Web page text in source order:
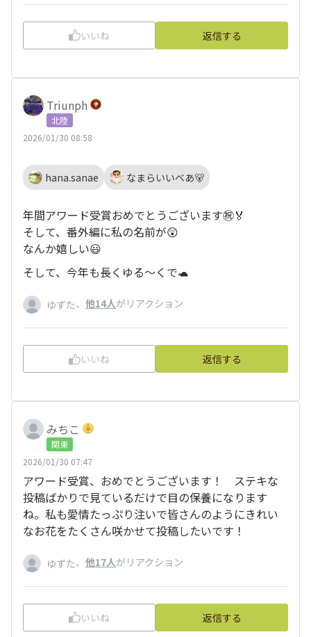
いいね 返信する
Triunph
北陸
2026/01/30 08:58
hana.sanae なまらいいべあ🐻
年間アワード受賞おめでとうございます㊗️🏅
そして、番外編に私の名前が😲
なんか嬉しい😃
そして、今年も長くゆる〜くで🐢
ゆずた、 他14人がリアクション
いいね 返信する
みちこ
関東
2026/01/30 07:47
アワード受賞、おめでとうございます！ ステキな
投稿ばかりで見ているだけで目の保養になります
ね。私も愛情たっぷり注いで皆さんのようにきれい
なお花をたくさん咲かせて投稿したいです！
ゆずた、 他17人がリアクション
いいね 返信する